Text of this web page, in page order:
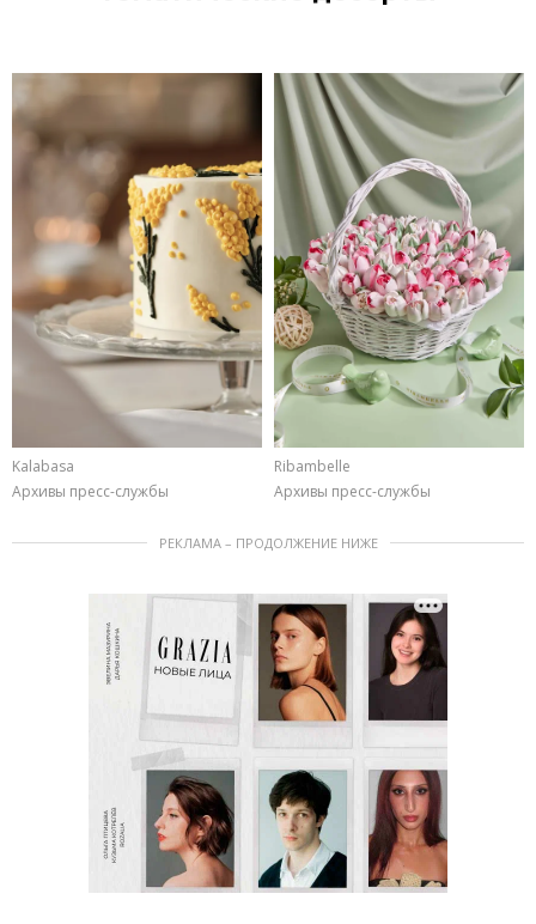
Kalabasa
Архивы пресс-службы
Ribambelle
Архивы пресс-службы
РЕКЛАМА – ПРОДОЛЖЕНИЕ НИЖЕ